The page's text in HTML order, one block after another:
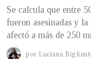
Se calcula que entre
fueron asesinadas y
afectó a más de 250
por Luciana